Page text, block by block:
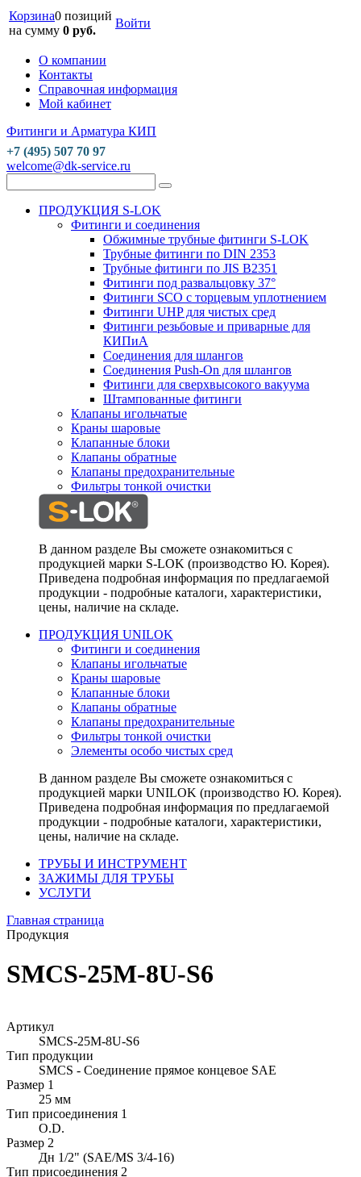
Корзина0 позиций
на сумму 0 руб.
Войти
О компании
Контакты
Справочная информация
Мой кабинет
Фитинги и Арматура КИП
+7 (495) 507 70 97
welcome@dk-service.ru
ПРОДУКЦИЯ S-LOK
Фитинги и соединения
Обжимные трубные фитинги S-LOK
Трубные фитинги по DIN 2353
Трубные фитинги по JIS B2351
Фитинги под развальцовку 37°
Фитинги SCO с торцевым уплотнением
Фитинги UHP для чистых сред
Фитинги резьбовые и приварные для
КИПиА
Соединения для шлангов
Соединения Push-On для шлангов
Фитинги для сверхвысокого вакуума
Штампованные фитинги
Клапаны игольчатые
Краны шаровые
Клапанные блоки
Клапаны обратные
Клапаны предохранительные
Фильтры тонкой очистки
В данном разделе Вы сможете ознакомиться с
продукцией марки S-LOK (производство Ю. Корея).
Приведена подробная информация по предлагаемой
продукции - подробные каталоги, характеристики,
цены, наличие на складе.
ПРОДУКЦИЯ UNILOK
Фитинги и соединения
Клапаны игольчатые
Краны шаровые
Клапанные блоки
Клапаны обратные
Клапаны предохранительные
Фильтры тонкой очистки
Элементы особо чистых сред
В данном разделе Вы сможете ознакомиться с
продукцией марки UNILOK (производство Ю. Корея).
Приведена подробная информация по предлагаемой
продукции - подробные каталоги, характеристики,
цены, наличие на складе.
ТРУБЫ И ИНСТРУМЕНТ
ЗАЖИМЫ ДЛЯ ТРУБЫ
УСЛУГИ
Главная страница
Продукция
SMCS-25M-8U-S6
Артикул
SMCS-25M-8U-S6
Тип продукции
SMCS - Соединение прямое концевое SAE
Размер 1
25 мм
Тип присоединения 1
O.D.
Размер 2
Дн 1/2" (SAE/MS 3/4-16)
Тип присоединения 2